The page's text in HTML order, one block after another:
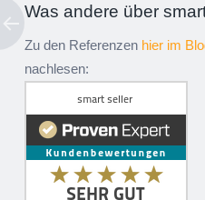
Was andere über
Zu den Referenzen hier im
nachlesen: